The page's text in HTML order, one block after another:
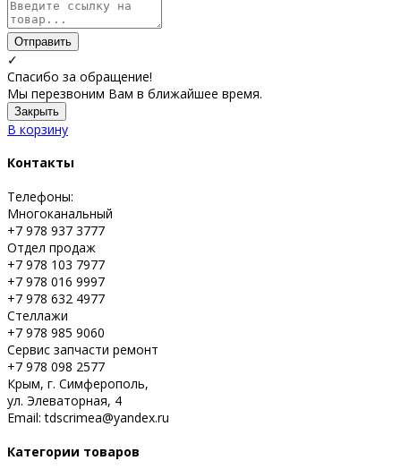
Отправить
✓
Спасибо за обращение!
Мы перезвоним Вам в ближайшее время.
Закрыть
В корзину
Контакты
Телефоны:
Многоканальный
+7 978 937 3777
Отдел продаж
+7 978 103 7977
+7 978 016 9997
+7 978 632 4977
Стеллажи
+7 978 985 9060
Сервис запчасти ремонт
+7 978 098 2577
Крым, г. Симферополь,
ул. Элеваторная, 4
Email: tdscrimea@yandex.ru
Категории товаров